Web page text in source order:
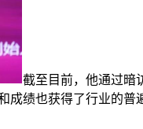
截至目前，他通过暗
绩也获得了行业的普